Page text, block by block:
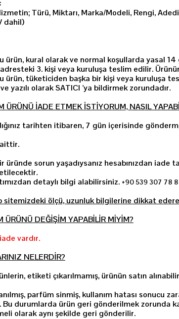
Türü, Miktarı, Marka/Modeli, Rengi,
dahil)
ürün, kural olarak ve normal koşullarda yasal 14
3. kişi veya kuruluşa teslim edilir.
ürün, tüketiciden başka bir kişi veya kuruluşa
yazılı olarak SATICI ’ya bildirmek zorundadır.
ÜRÜNÜ İADE ETMEK İSTİYORUM, NASIL
tarihten itibaren, 7 gün içerisinde
aittir.
üründe sorun yaşadıysanız hesabınızdan
detaylı bilgi alabilirsiniz. +90 539 307 78
sitemizdeki ölçü, uzunluk bilgilerine dikkat
ÜRÜNÜ DEĞİŞİM YAPABİLİR MİYİM?
vardır.
NELERDİR?
etiketi çıkarılmamış, ürünün satın
parfüm sinmiş, kullanım hatası
durumlarda ürün geri gönderilmek zorunda
olarak aynı şekilde geri gönderilir.